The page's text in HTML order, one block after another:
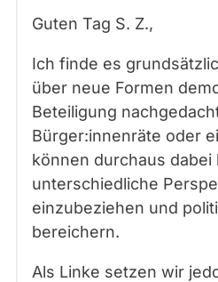
Guten Tag S. Z.,
Ich finde es
über neue Formen
Beteiligung
Bürger:innenräte oder
können durchaus dabei
unterschiedliche
einzubeziehen und
bereichern.
Als Linke setzen wir